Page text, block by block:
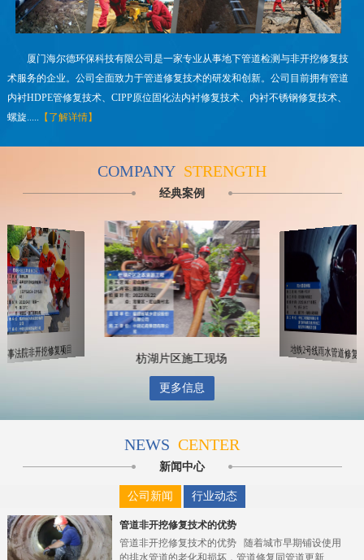
厦门海尔德环保科技有限公司是一家专业从事地下管道检测与非开挖修复技
术服务的企业。公司全面致力于管道修复技术的研发和创新。公司目前拥有管道
内衬HDPE管修复技术、CIPP原位固化法内衬修复技术、内衬不锈钢修复技术、
螺旋..... 【了解详情】
COMPANY STRENGTH
经典案例
海事法院非开挖修复项目 枋湖片区施工现场 地铁2号线雨水管道修复
更多信息
NEWS CENTER
新闻中心
公司新闻 行业动态
管道非开挖修复技术的优势
管道非开挖修复技术的优势 随着城市早期铺设使用
的排水管道的老化和损坏，管道修复同管道更新...